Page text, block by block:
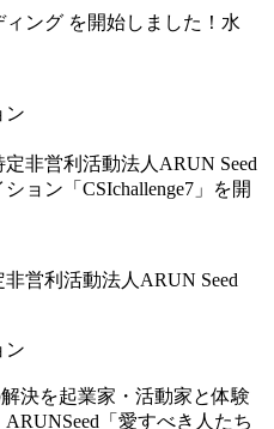
ング を開始しました！水
ン
非営利活動法人ARUN Seed
ン